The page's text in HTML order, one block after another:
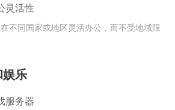
灵活性
不同国家或地区灵活办公，而不受地域限
乐
服务器